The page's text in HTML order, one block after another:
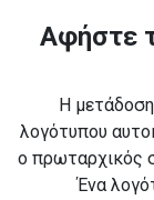
Αφήστε
Η
λογότυπου
ο πρωταρχικός
Ένα